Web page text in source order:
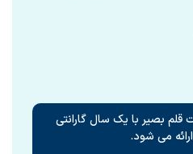
بصیر با یک سال گارانتی
می شود.